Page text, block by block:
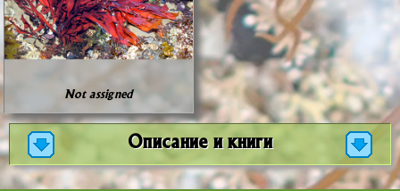
Not assigned
Описание и книги